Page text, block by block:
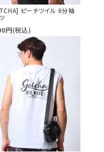
ピーチツイル 6分袖
円(税込)